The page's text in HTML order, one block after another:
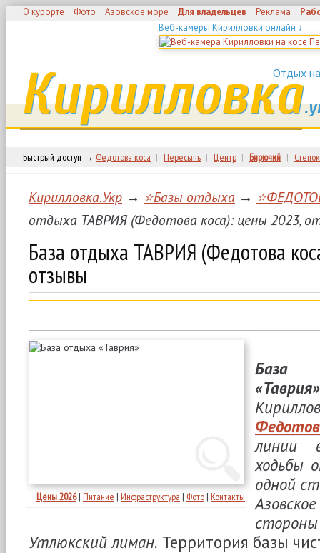
О курорте Фото Азовское море Для владельцев Реклама
Веб-камеры Кирилловки онлайн ↓
Отдых
Кирилловка
Быстрый доступ → Федотова коса | Пересыпь | Центр | Бирючий | Степок
Кирилловка.Укр → ⭐Базы отдыха →
отдыха ТАВРИЯ (Федотова коса): цены 2023,
База отдыха ТАВРИЯ (Федотова
отзывы
Цены 2026| Питание | Инфраструктура | Фото | Контакты
«Таврия»
ходьбы
одной
Утлюкский лиман. Территория базы